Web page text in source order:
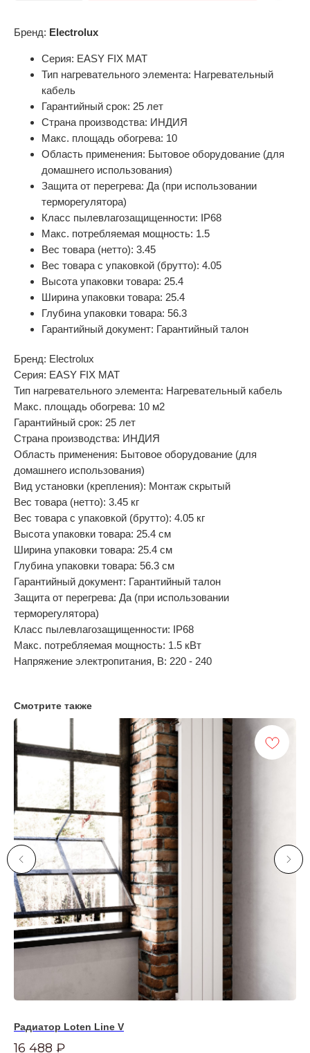
Бренд: Electrolux
Серия: EASY FIX MAT
Тип нагревательного элемента: Нагревательный
кабель
Гарантийный срок: 25 лет
Страна производства: ИНДИЯ
Макс. площадь обогрева: 10
Область применения: Бытовое оборудование (для
домашнего использования)
Защита от перегрева: Да (при использовании
терморегулятора)
Класс пылевлагозащищенности: IP68
Макс. потребляемая мощность: 1.5
Вес товара (нетто): 3.45
Вес товара с упаковкой (брутто): 4.05
Высота упаковки товара: 25.4
Ширина упаковки товара: 25.4
Глубина упаковки товара: 56.3
Гарантийный документ: Гарантийный талон
Бренд: Electrolux
Серия: EASY FIX MAT
Тип нагревательного элемента: Нагревательный кабель
Макс. площадь обогрева: 10 м2
Гарантийный срок: 25 лет
Страна производства: ИНДИЯ
Область применения: Бытовое оборудование (для
домашнего использования)
Вид установки (крепления): Монтаж скрытый
Вес товара (нетто): 3.45 кг
Вес товара с упаковкой (брутто): 4.05 кг
Высота упаковки товара: 25.4 см
Ширина упаковки товара: 25.4 см
Глубина упаковки товара: 56.3 см
Гарантийный документ: Гарантийный талон
Защита от перегрева: Да (при использовании
терморегулятора)
Класс пылевлагозащищенности: IP68
Макс. потребляемая мощность: 1.5 кВт
Напряжение электропитания, В: 220 - 240
Смотрите также
Радиатор Loten Line V
16 488 ₽